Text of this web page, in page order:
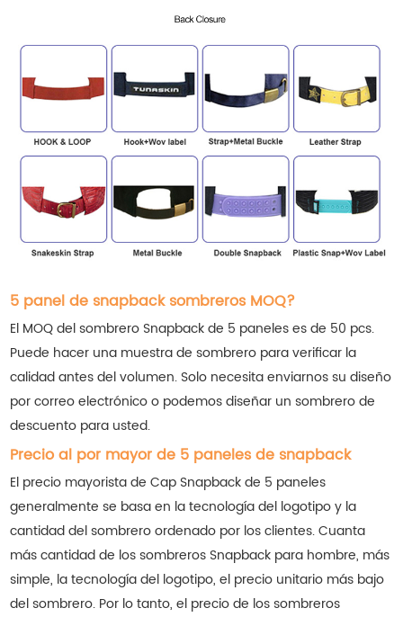
5 panel de snapback sombreros MOQ?
El MOQ del sombrero Snapback de 5 paneles es de 50 pcs.
Puede hacer una muestra de sombrero para verificar la
calidad antes del volumen. Solo necesita enviarnos su diseño
por correo electrónico o podemos diseñar un sombrero de
descuento para usted.
Precio al por mayor de 5 paneles de snapback
El precio mayorista de Cap Snapback de 5 paneles
generalmente se basa en la tecnología del logotipo y la
cantidad del sombrero ordenado por los clientes. Cuanta
más cantidad de los sombreros Snapback para hombre, más
simple, la tecnología del logotipo, el precio unitario más bajo
del sombrero. Por lo tanto, el precio de los sombreros